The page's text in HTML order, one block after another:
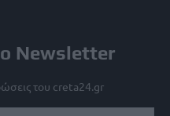
Newsletter
του creta24.gr